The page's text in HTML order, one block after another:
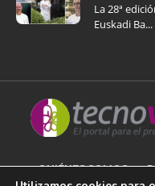
La 28ª
Euskadi Ba...
QUIÉNES SOMOS